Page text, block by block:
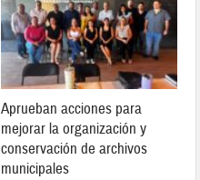
Aprueban acciones para
mejorar la organización y
conservación de archivos
municipales